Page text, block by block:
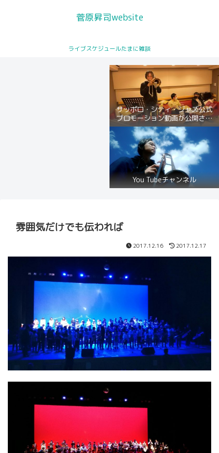
菅原昇司website
ライブスケジュールたまに雑談
サッポロ・シティ・ジャズ公式
プロモーション動画が公開され
ました
You Tubeチャンネル
プロフィール
雰囲気だけでも伝われば
2017.12.16 2017.12.17